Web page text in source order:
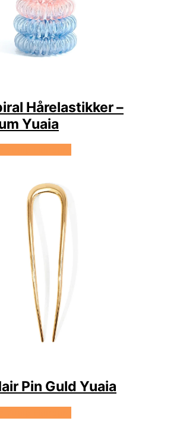
Hårelastikker –
Yuaia
Pin Guld Yuaia